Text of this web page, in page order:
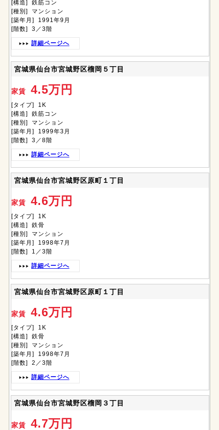
[構造] 鉄筋コン
[種別] マンション
[築年月] 1991年9月
[階数] 3／3階
詳細ページへ
宮城県仙台市宮城野区榴岡５丁目
家賃 4.5万円
[タイプ] 1K
[構造] 鉄筋コン
[種別] マンション
[築年月] 1999年3月
[階数] 3／8階
詳細ページへ
宮城県仙台市宮城野区原町１丁目
家賃 4.6万円
[タイプ] 1K
[構造] 鉄骨
[種別] マンション
[築年月] 1998年7月
[階数] 1／3階
詳細ページへ
宮城県仙台市宮城野区原町１丁目
家賃 4.6万円
[タイプ] 1K
[構造] 鉄骨
[種別] マンション
[築年月] 1998年7月
[階数] 2／3階
詳細ページへ
宮城県仙台市宮城野区榴岡３丁目
家賃 4.7万円